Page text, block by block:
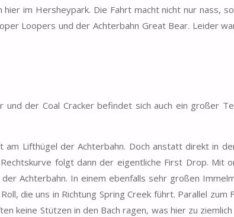
im Hersheypark. Die Fahrt macht nicht nur nass,
Loopers und der Achterbahn Great Bear. Leider
der Coal Cracker befindet sich auch ein großer
Lifthügel der Achterbahn. Doch anstatt direkt in
folgt dann der eigentliche First Drop. Mit
Achterbahn. In einem ebenfalls sehr großen
die uns in Richtung Spring Creek führt. Parallel zum
keine Stützen in den Bach ragen, was hier zu